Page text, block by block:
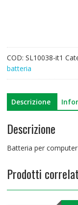
COD: SL10038-it1
batteria
Descrizione
Descrizione
Batteria per
Prodotti